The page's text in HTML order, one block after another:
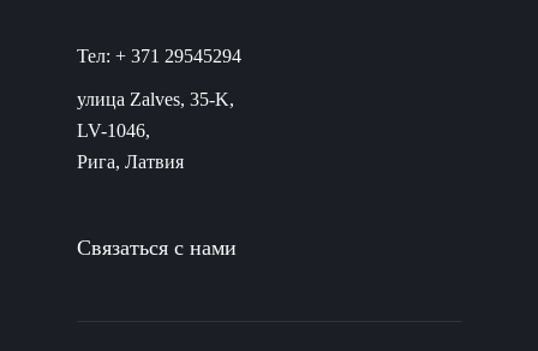
Тел: + 371 29545294
улица Zalves, 35-K,
LV-1046,
Рига, Латвия
Связаться с нами